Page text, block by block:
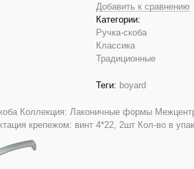
Добавить к сравнению
Категории:
Ручка-скоба
Классика
Традиционные
Теги: boyard